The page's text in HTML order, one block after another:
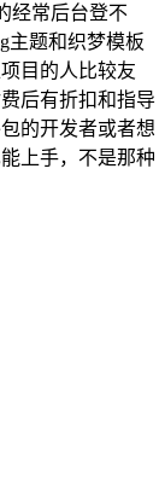
经常后台登不
主题和织梦模板
目的人比较友
后有折扣和指导
的开发者或者想
上手，不是那种